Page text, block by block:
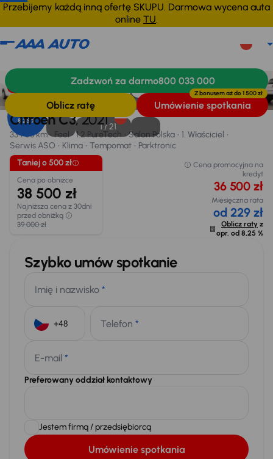
Przebijemy każdą inną ofertę SKUPU. Darmowa wycena auta
online TU.
Taniej o 500 zł
8,25 %
1 /21
Citroen C3, 2021
33 768 km Feel 1.2 PureTech Salon Polska
1. Właściciel
Serwis ASO
Klima Tempomat
Parktronic
Taniej o 500 zł
Cena po obniżce
38 500 zł
Najniższa cena z 30dni
przed obniżką
39 000 zł
Cena promocyjna na
kredyt
36 500 zł
Miesięczna rata
od 229 zł
Oblicz raty z
opr. od 8,25 %
Szybko umów spotkanie
Imię i nazwisko *
Telefon *
E-mail *
Preferowany oddział kontaktowy
Jestem firmą / przedsiębiorcą
Umówienie spotkania
WyposażenieZalety samochoduFinansowanie
Zadzwoń za darmo800 033 000
Oblicz ratę Umówienie spotkania
Z bonusem aż do1 500 zł